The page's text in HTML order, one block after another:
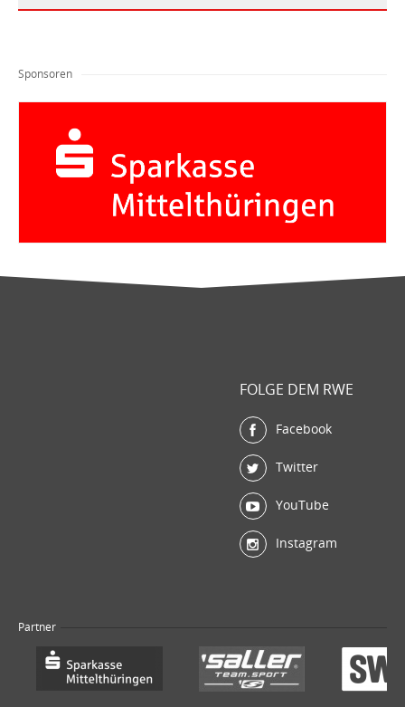
Sponsoren
FOLGE DEM RWE
Facebook
Twitter
YouTube
Instagram
Partner